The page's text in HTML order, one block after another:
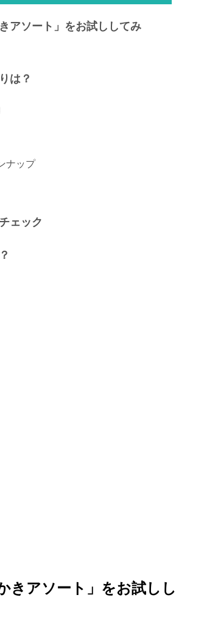
アソート」をお試ししてみ
は？
ナップ
ェック
きアソート」をお試しし